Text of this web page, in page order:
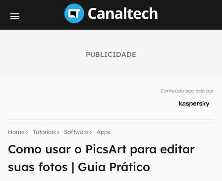
PUBLICIDADE
Conteúdo apoiado por
Home Tutoriais Software Apps
Como usar o PicsArt para editar
suas fotos | Guia Prático
notícias e reviews sobre tecnologia em primeira
inscreva-se